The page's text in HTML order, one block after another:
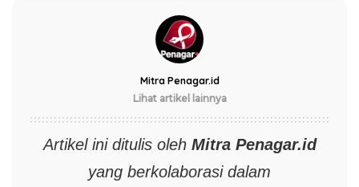
Mitra Penagar.id
Lihat artikel lainnya
Artikel ini ditulis oleh Mitra Penagar.id
yang berkolaborasi dalam